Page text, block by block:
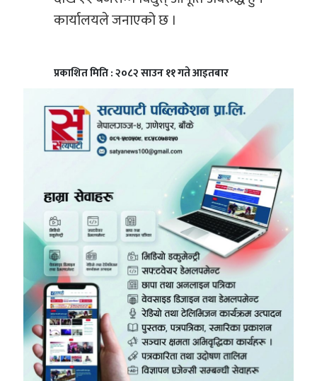
कार्यालयले जनाएको छ ।
प्रकाशित मिति : २०८२ साउन ११ गते आइतबार